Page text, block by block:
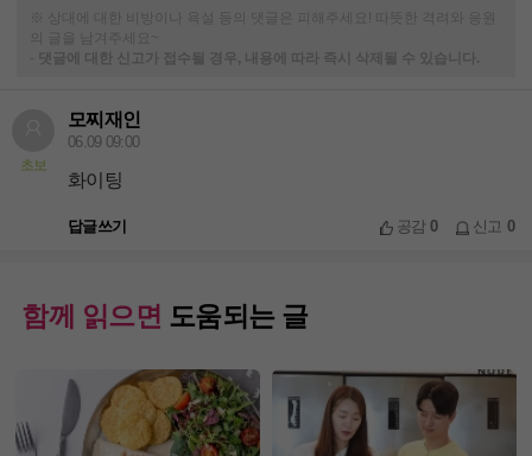
※ 상대에 대한 비방이나 욕설 등의 댓글은 피해주세요! 따뜻한 격려와 응원
의 글을 남겨주세요~
-
댓글에 대한 신고가 접수될 경우, 내용에 따라 즉시 삭제될 수 있습니다.
초보
모찌재인
06.09 09:00
화이팅
답글쓰기 공감0 신고 0
함께 읽으면 도움되는 글